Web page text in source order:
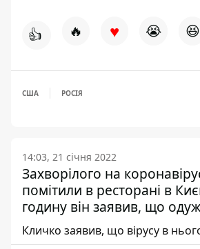
👍 🔥 ♥ 😭 😆
США РОСІЯ
14:03, 21 січня 2022
Захворілого на
помітили в ресторані в
годину він заявив, що
Кличко заявив, що вірусу в